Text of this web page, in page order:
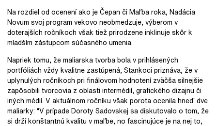
Na rozdiel od ocenení ako je Čepan či Maľba roka, Nadácia
Novum svoj program vekovo neobmedzuje, výberom v
doterajších ročníkoch však tiež prirodzene inklinuje skôr k
mladším zástupcom súčasného umenia.
Napriek tomu, že maliarska tvorba bola v prihlásených
portfóliách vždy kvalitne zastúpená, Stankoci priznáva, že v
uplynulých ročníkoch pri finálovom hodnotení zväčša silnejšie
zapôsobili tvorcovia z oblasti intermédií, grafického dizajnu či
iných médií. V aktuálnom ročníku však porota ocenila hneď dve
maliarky: “V prípade Doroty Sadovskej sa diskutovalo o tom, že
si drží konštantnú kvalitu v maľbe, no fascinujúce je na nej to,